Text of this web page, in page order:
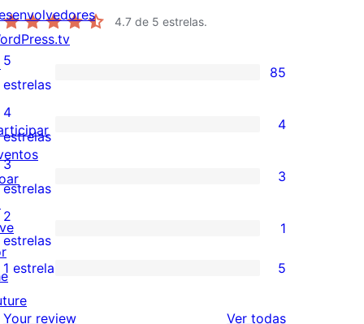
4.7 de 5 estrelas.
85
avaliações
com
5
estrelas
5
estrelas
85
4
avaliações
com
4
estrelas
4
estrelas
4
3
avaliações
com
3
estrelas
3
estrelas
3
1
avaliação
com
2
2
estrelas
1
5
avaliações
1 estrela 5
Your review Ver todasavaliações